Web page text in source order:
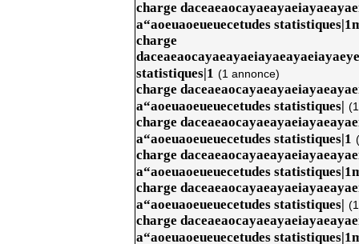
charge
a“aoeuaoeueuecetudes
charge
statistiques|1 (1 annonce)
charge
a“aoeuaoeueuecetudes statistiques|
charge
a“aoeuaoeueuecetudes statistiques|1
charge
a“aoeuaoeueuecetudes
charge
a“aoeuaoeueuecetudes statistiques|
charge
a“aoeuaoeueuecetudes